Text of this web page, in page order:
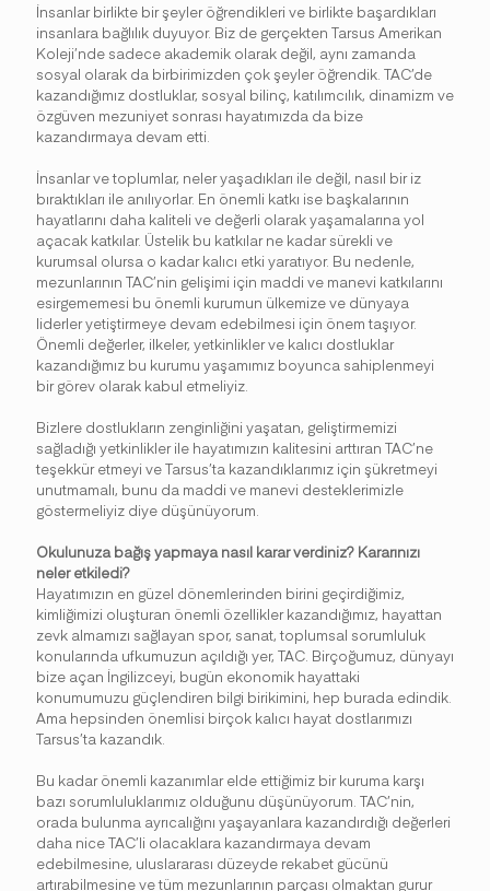
İnsanlar birlikte bir şeyler öğrendikleri ve birlikte başardıkları
insanlara bağlılık duyuyor. Biz de gerçekten Tarsus Amerikan
Koleji’nde sadece akademik olarak değil, aynı zamanda
sosyal olarak da birbirimizden çok şeyler öğrendik. TAC’de
kazandığımız dostluklar, sosyal bilinç, katılımcılık, dinamizm ve
özgüven mezuniyet sonrası hayatımızda da bize
kazandırmaya devam etti.
İnsanlar ve toplumlar, neler yaşadıkları ile değil, nasıl bir iz
bıraktıkları ile anılıyorlar. En önemli katkı ise başkalarının
hayatlarını daha kaliteli ve değerli olarak yaşamalarına yol
açacak katkılar. Üstelik bu katkılar ne kadar sürekli ve
kurumsal olursa o kadar kalıcı etki yaratıyor. Bu nedenle,
mezunlarının TAC’nin gelişimi için maddi ve manevi katkılarını
esirgememesi bu önemli kurumun ülkemize ve dünyaya
liderler yetiştirmeye devam edebilmesi için önem taşıyor.
Önemli değerler, ilkeler, yetkinlikler ve kalıcı dostluklar
kazandığımız bu kurumu yaşamımız boyunca sahiplenmeyi
bir görev olarak kabul etmeliyiz.
Bizlere dostlukların zenginliğini yaşatan, geliştirmemizi
sağladığı yetkinlikler ile hayatımızın kalitesini arttıran TAC’ne
teşekkür etmeyi ve Tarsus’ta kazandıklarımız için şükretmeyi
unutmamalı, bunu da maddi ve manevi desteklerimizle
göstermeliyiz diye düşünüyorum.
Okulunuza bağış yapmaya nasıl karar verdiniz? Kararınızı
neler etkiledi?
Hayatımızın en güzel dönemlerinden birini geçirdiğimiz,
kimliğimizi oluşturan önemli özellikler kazandığımız, hayattan
zevk almamızı sağlayan spor, sanat, toplumsal sorumluluk
konularında ufkumuzun açıldığı yer, TAC. Birçoğumuz, dünyayı
bize açan İngilizceyi, bugün ekonomik hayattaki
konumumuzu güçlendiren bilgi birikimini, hep burada edindik.
Ama hepsinden önemlisi birçok kalıcı hayat dostlarımızı
Tarsus’ta kazandık.
Bu kadar önemli kazanımlar elde ettiğimiz bir kuruma karşı
bazı sorumluluklarımız olduğunu düşünüyorum. TAC’nin,
orada bulunma ayrıcalığını yaşayanlara kazandırdığı değerleri
daha nice TAC’li olacaklara kazandırmaya devam
edebilmesine, uluslararası düzeyde rekabet gücünü
artırabilmesine ve tüm mezunlarının parçası olmaktan gurur